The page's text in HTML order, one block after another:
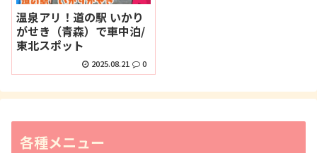
温泉アリ！道の駅 いかり
がせき（青森）で車中泊/
東北スポット
2025.08.21 0
各種メニュー